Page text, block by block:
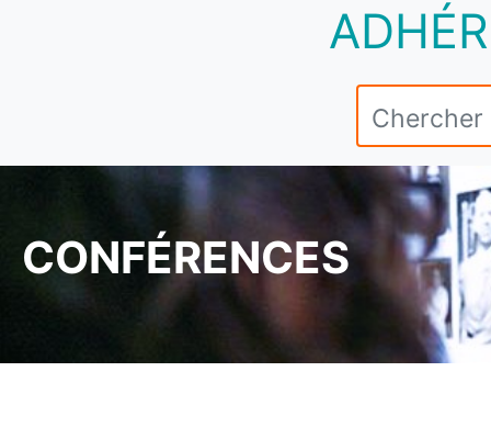
CONFÉRENCES